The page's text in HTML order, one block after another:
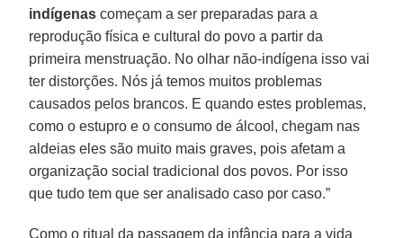
indígenas começam a ser preparadas para a
reprodução física e cultural do povo a partir da
primeira menstruação. No olhar não-indígena isso vai
ter distorções. Nós já temos muitos problemas
causados pelos brancos. E quando estes problemas,
como o estupro e o consumo de álcool, chegam nas
aldeias eles são muito mais graves, pois afetam a
organização social tradicional dos povos. Por isso
que tudo tem que ser analisado caso por caso.”
Como o ritual da passagem da infância para a vida